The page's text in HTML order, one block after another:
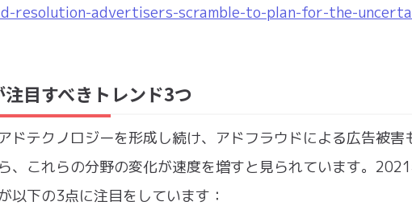
resolution-advertisers-scramble-to-plan-for-the-
目すべきトレンド3つ
ドテクノロジーを形成し続け、アドフラウドによる広告被害
、これらの分野の変化が速度を増すと見られています。2021
以下の3点に注目をしています：